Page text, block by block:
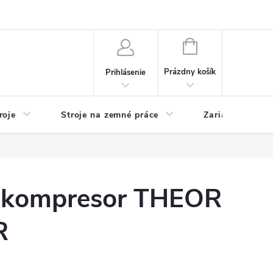
Prihlásenie
NÁKUPNÝ
Prázdny košík
Stroje na zemné práce Zariadenia na
THEOR